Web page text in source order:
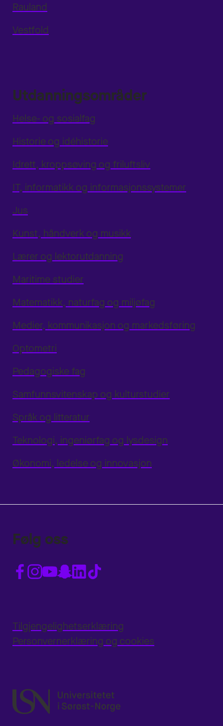
Rauland
Vestfold
Utdanningsområder
Helse- og sosialfag
Historie og idéhistorie
Idrett, kroppsøving og friluftsliv
IT, informatikk og informasjonssystemer
Jus
Kunst, håndverk og musikk
Lærer og lektorutdanning
Maritime studier
Matematikk, naturfag og miljøfag
Medier, kommunikasjon og markedsføring
Optometri
Pedagogiske fag
Samfunnsvitenskap og kulturstudier
Språk og litteratur
Teknologi, ingeniørfag og lysdesign
Økonomi, ledelse og innovasjon
Følg oss
Tilgjengelighetserklæring
Personvernerklæring og cookies